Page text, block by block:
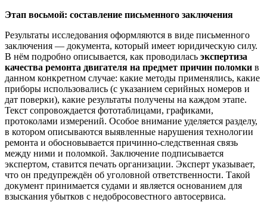
Этап восьмой: составление письменного заключения
Результаты исследования оформляются в виде письменного
заключения — документа, который имеет юридическую силу.
В нём подробно описывается, как проводилась экспертиза
качества ремонта двигателя на предмет причин поломки в
данном конкретном случае: какие методы применялись, какие
приборы использовались (с указанием серийных номеров и
дат поверки), какие результаты получены на каждом этапе.
Текст сопровождается фототаблицами, графиками,
протоколами измерений. Особое внимание уделяется разделу,
в котором описываются выявленные нарушения технологии
ремонта и обосновывается причинно-следственная связь
между ними и поломкой. Заключение подписывается
экспертом, ставится печать организации. Эксперт указывает,
что он предупреждён об уголовной ответственности. Такой
документ принимается судами и является основанием для
взыскания убытков с недобросовестного автосервиса.